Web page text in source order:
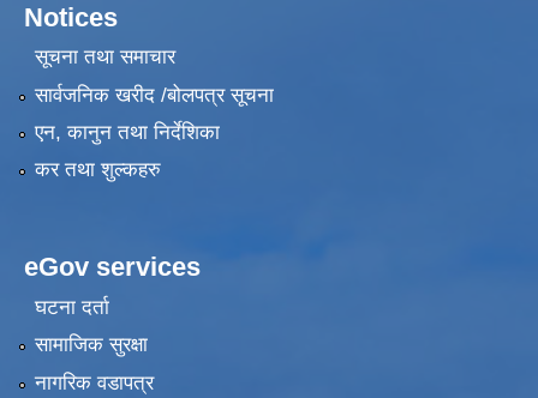
Notices
सूचना तथा समाचार
सार्वजनिक खरीद /बोलपत्र सूचना
एन, कानुन तथा निर्देशिका
कर तथा शुल्कहरु
eGov services
घटना दर्ता
सामाजिक सुरक्षा
नागरिक वडापत्र